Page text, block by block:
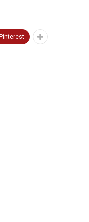
Pinterest